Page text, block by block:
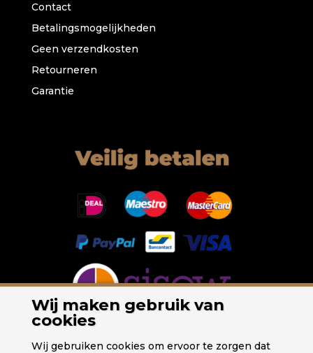
Contact
Betalingsmogelijkheden
Geen verzendkosten
Retourneren
Garantie
Wij maken gebruik van
cookies
Wij gebruiken cookies om ervoor te zorgen dat